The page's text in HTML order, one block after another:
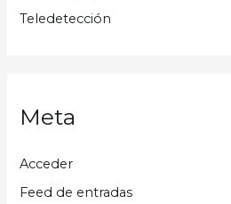
Teledetección
Meta
Acceder
Feed de entradas